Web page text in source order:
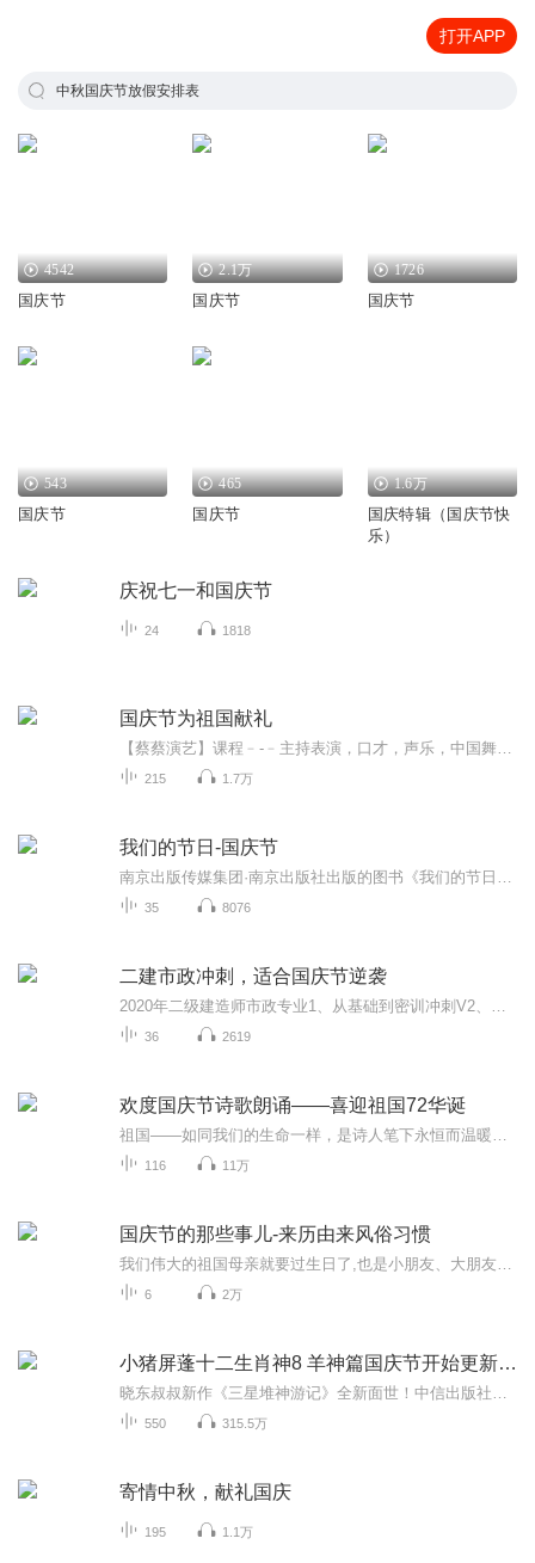
打开APP
中秋国庆节放假安排表
4542
国庆节
2.1万
国庆节
1726
国庆节
543
国庆节
465
国庆节
1.6万
国庆特辑（国庆节快
乐）
庆祝七一和国庆节
24 1818
国庆节为祖国献礼
215 1.7万
我们的节日-国庆节
35 8076
二建市政冲刺，适合国庆节逆袭
36 2619
欢度国庆节诗歌朗诵——喜迎祖国72华诞
116 11万
国庆节的那些事儿-来历由来风俗习惯
6 2万
小猪屏蓬十二生肖神8 羊神篇国庆节开始更新啦！
550 315.5万
寄情中秋，献礼国庆
195 1.1万